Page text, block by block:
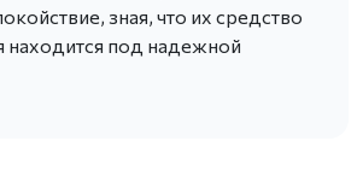
зная, что их средство
находится под надежной